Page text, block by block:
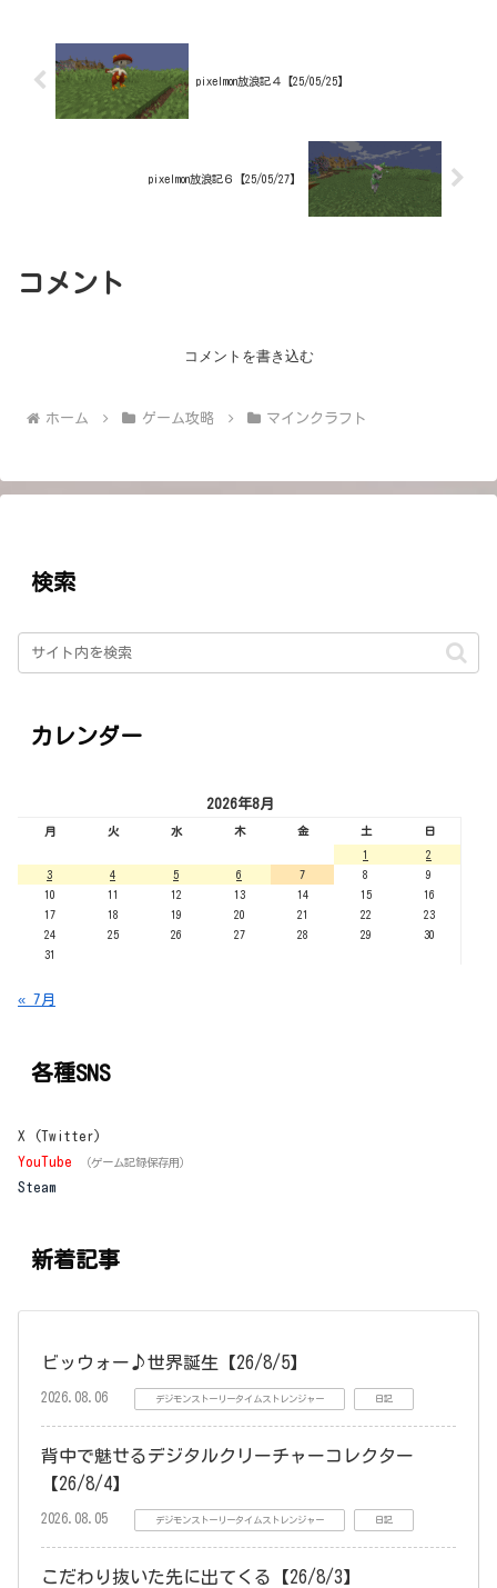
pixelmon放浪記４【25/05/25】
pixelmon放浪記６【25/05/27】
コメント
コメントを書き込む
ホーム ゲーム攻略 マインクラフト
検索
カレンダー
2026年8月
月 火 水 木 金 土 日
1
2
3
4 5 6 7 8
9
10
11 12 13 14 15
16
17
18 19 20 21 22
23
24
25 26 27 28 29
30
31
« 7月
各種SNS
X (Twitter)
YouTube
（ゲーム記録保存用）
Steam
新着記事
ビッウォー♪世界誕生【26/8/5】
2026.08.06 デジモンストーリータイムストレンジャー 日記
背中で魅せるデジタルクリーチャーコレクター
【26/8/4】
2026.08.05 デジモンストーリータイムストレンジャー 日記
こだわり抜いた先に出てくる【26/8/3】